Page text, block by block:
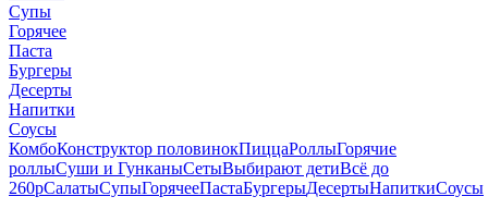
Супы
Горячее
Паста
Бургеры
Десерты
Напитки
Соусы
КомбоКонструктор половинокПиццаРоллыГорячие
роллыСуши и ГунканыСетыВыбирают детиВсё до
260рСалатыСупыГорячееПастаБургерыДесертыНапиткиСоусы